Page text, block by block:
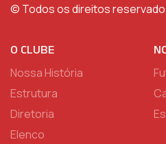
© Todos os direitos
O CLUBE
Nossa História
Estrutura
Diretoria
Elenco